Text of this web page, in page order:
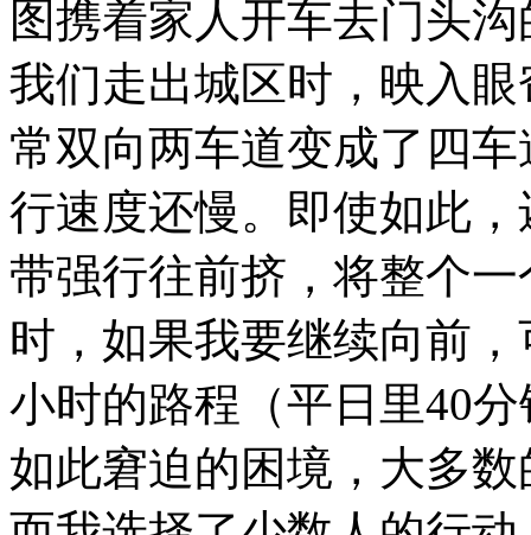
图携着家人开车去门头
我们走出城区时，映入
常双向两车道变成了四
行速度还慢。即使如此
带强行往前挤，将整个
时，如果我要继续向前
小时的路程（平日里40分
如此窘迫的困境，大多